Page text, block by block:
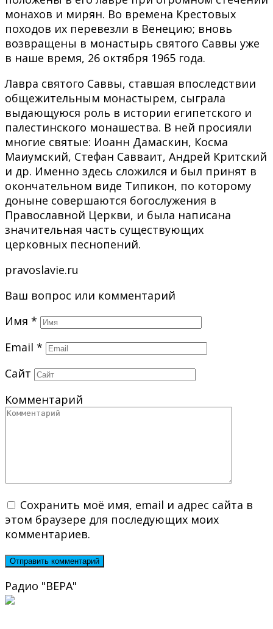
монахов и мирян. Во времена Крестовых
походов их перевезли в Венецию; вновь
возвращены в монастырь святого Саввы уже
в наше время, 26 октября 1965 года.
Лавра святого Саввы, ставшая впоследствии
общежительным монастырем, сыграла
выдающуюся роль в истории египетского и
палестинского монашества. В ней просияли
многие святые: Иоанн Дамаскин, Косма
Маиумский, Стефан Савваит, Андрей Критский
и др. Именно здесь сложился и был принят в
окончательном виде Типикон, по которому
доныне совершаются богослужения в
Православной Церкви, и была написана
значительная часть существующих
церковных песнопений.
pravoslavie.ru
Ваш вопрос или комментарий
Имя *
Email *
Сайт
Комментарий
Сохранить моё имя, email и адрес сайта в
этом браузере для последующих моих
комментариев.
Радио "ВЕРА"